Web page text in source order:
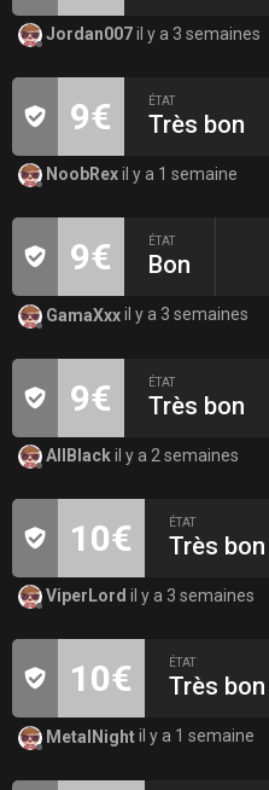
Jordan007il y a 3 semaines
9€ ÉTAT
Très bon
NoobRexil y a 1 semaine
9€ ÉTAT
Bon
GamaXxxil y a 3 semaines
9€ ÉTAT
Très bon
AllBlackil y a 2 semaines
10€ ÉTAT
Très bon
ViperLord il y a 3 semaines
10€ ÉTAT
Très bon
MetalNightil y a 1 semaine